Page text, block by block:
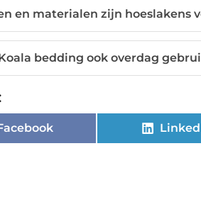
en materialen zijn hoeslakens
bedding ook overdag